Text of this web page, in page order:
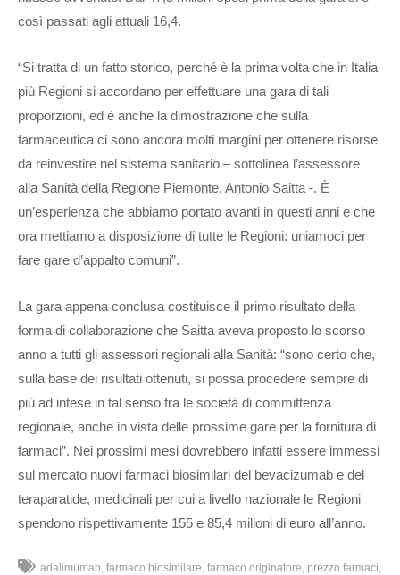
così passati agli attuali 16,4.
“Si tratta di un fatto storico, perché è la prima volta che in Italia
più Regioni si accordano per effettuare una gara di tali
proporzioni, ed è anche la dimostrazione che sulla
farmaceutica ci sono ancora molti margini per ottenere risorse
da reinvestire nel sistema sanitario – sottolinea l’assessore
alla Sanità della Regione Piemonte, Antonio Saitta -. È
un’esperienza che abbiamo portato avanti in questi anni e che
ora mettiamo a disposizione di tutte le Regioni: uniamoci per
fare gare d’appalto comuni”.
La gara appena conclusa costituisce il primo risultato della
forma di collaborazione che Saitta aveva proposto lo scorso
anno a tutti gli assessori regionali alla Sanità: “sono certo che,
sulla base dei risultati ottenuti, si possa procedere sempre di
più ad intese in tal senso fra le società di committenza
regionale, anche in vista delle prossime gare per la fornitura di
farmaci”. Nei prossimi mesi dovrebbero infatti essere immessi
sul mercato nuovi farmaci biosimilari del bevacizumab e del
teraparatide, medicinali per cui a livello nazionale le Regioni
spendono rispettivamente 155 e 85,4 milioni di euro all’anno.
adalimumab farmaco biosimilare farmaco originatore prezzo farmaci